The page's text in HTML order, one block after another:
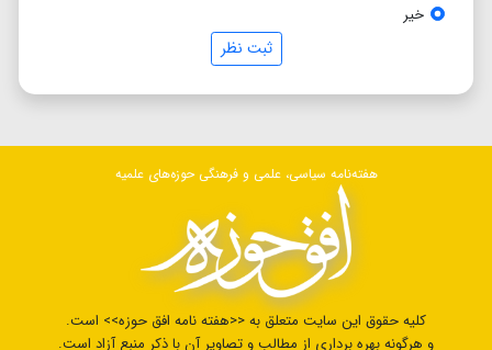
خیر
ثبت نظر
هفته‌نامه سیاسی، علمی و فرهنگی حوزه‌های علمیه
کلیه حقوق این سایت متعلق به <<هفته نامه افق حوزه>> است.
و هرگونه بهره برداری از مطالب و تصاویر آن با ذکر منبع آزاد است.